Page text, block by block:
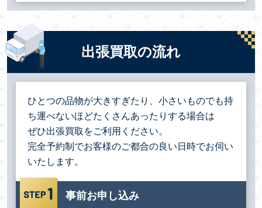
出張買取の流れ
ひとつの品物が大きすぎたり、小さいものでも持
ち運べないほどたくさんあったりする場合は
ぜひ出張買取をご利用ください。
完全予約制でお客様のご都合の良い日時でお伺い
いたします。
事前お申し込み